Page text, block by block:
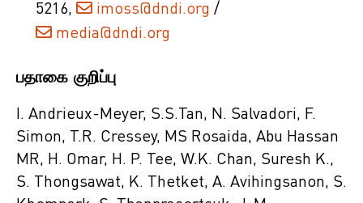
5216,
imoss@dndi.org /
media@dndi.org
பதாகை குறிப்பு
I. Andrieux-Meyer, S.S.Tan, N. Salvadori, F.
Simon, T.R. Cressey, MS Rosaida, Abu Hassan
MR, H. Omar, H. P. Tee, W.K. Chan, Suresh K.,
S. Thongsawat, K. Thetket, A. Avihingsanon, S.